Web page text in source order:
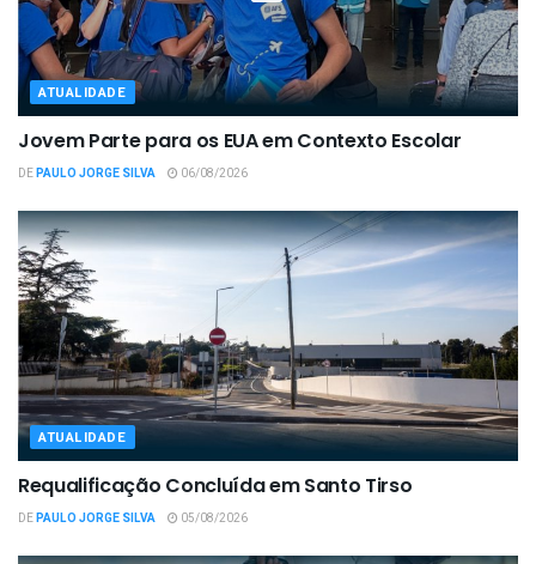
ATUALIDADE
Jovem Parte para os EUA em Contexto Escolar
DEPAULO JORGE SILVA 06/08/2026
ATUALIDADE
Requalificação Concluída em Santo Tirso
DEPAULO JORGE SILVA 05/08/2026